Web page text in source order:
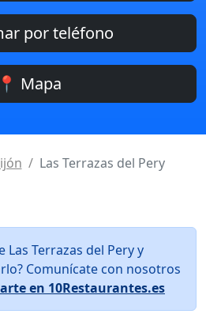
por teléfono
📍 Mapa
Las Terrazas del Pery
Las Terrazas del Pery y
Comunícate con nosotros
en 10Restaurantes.es